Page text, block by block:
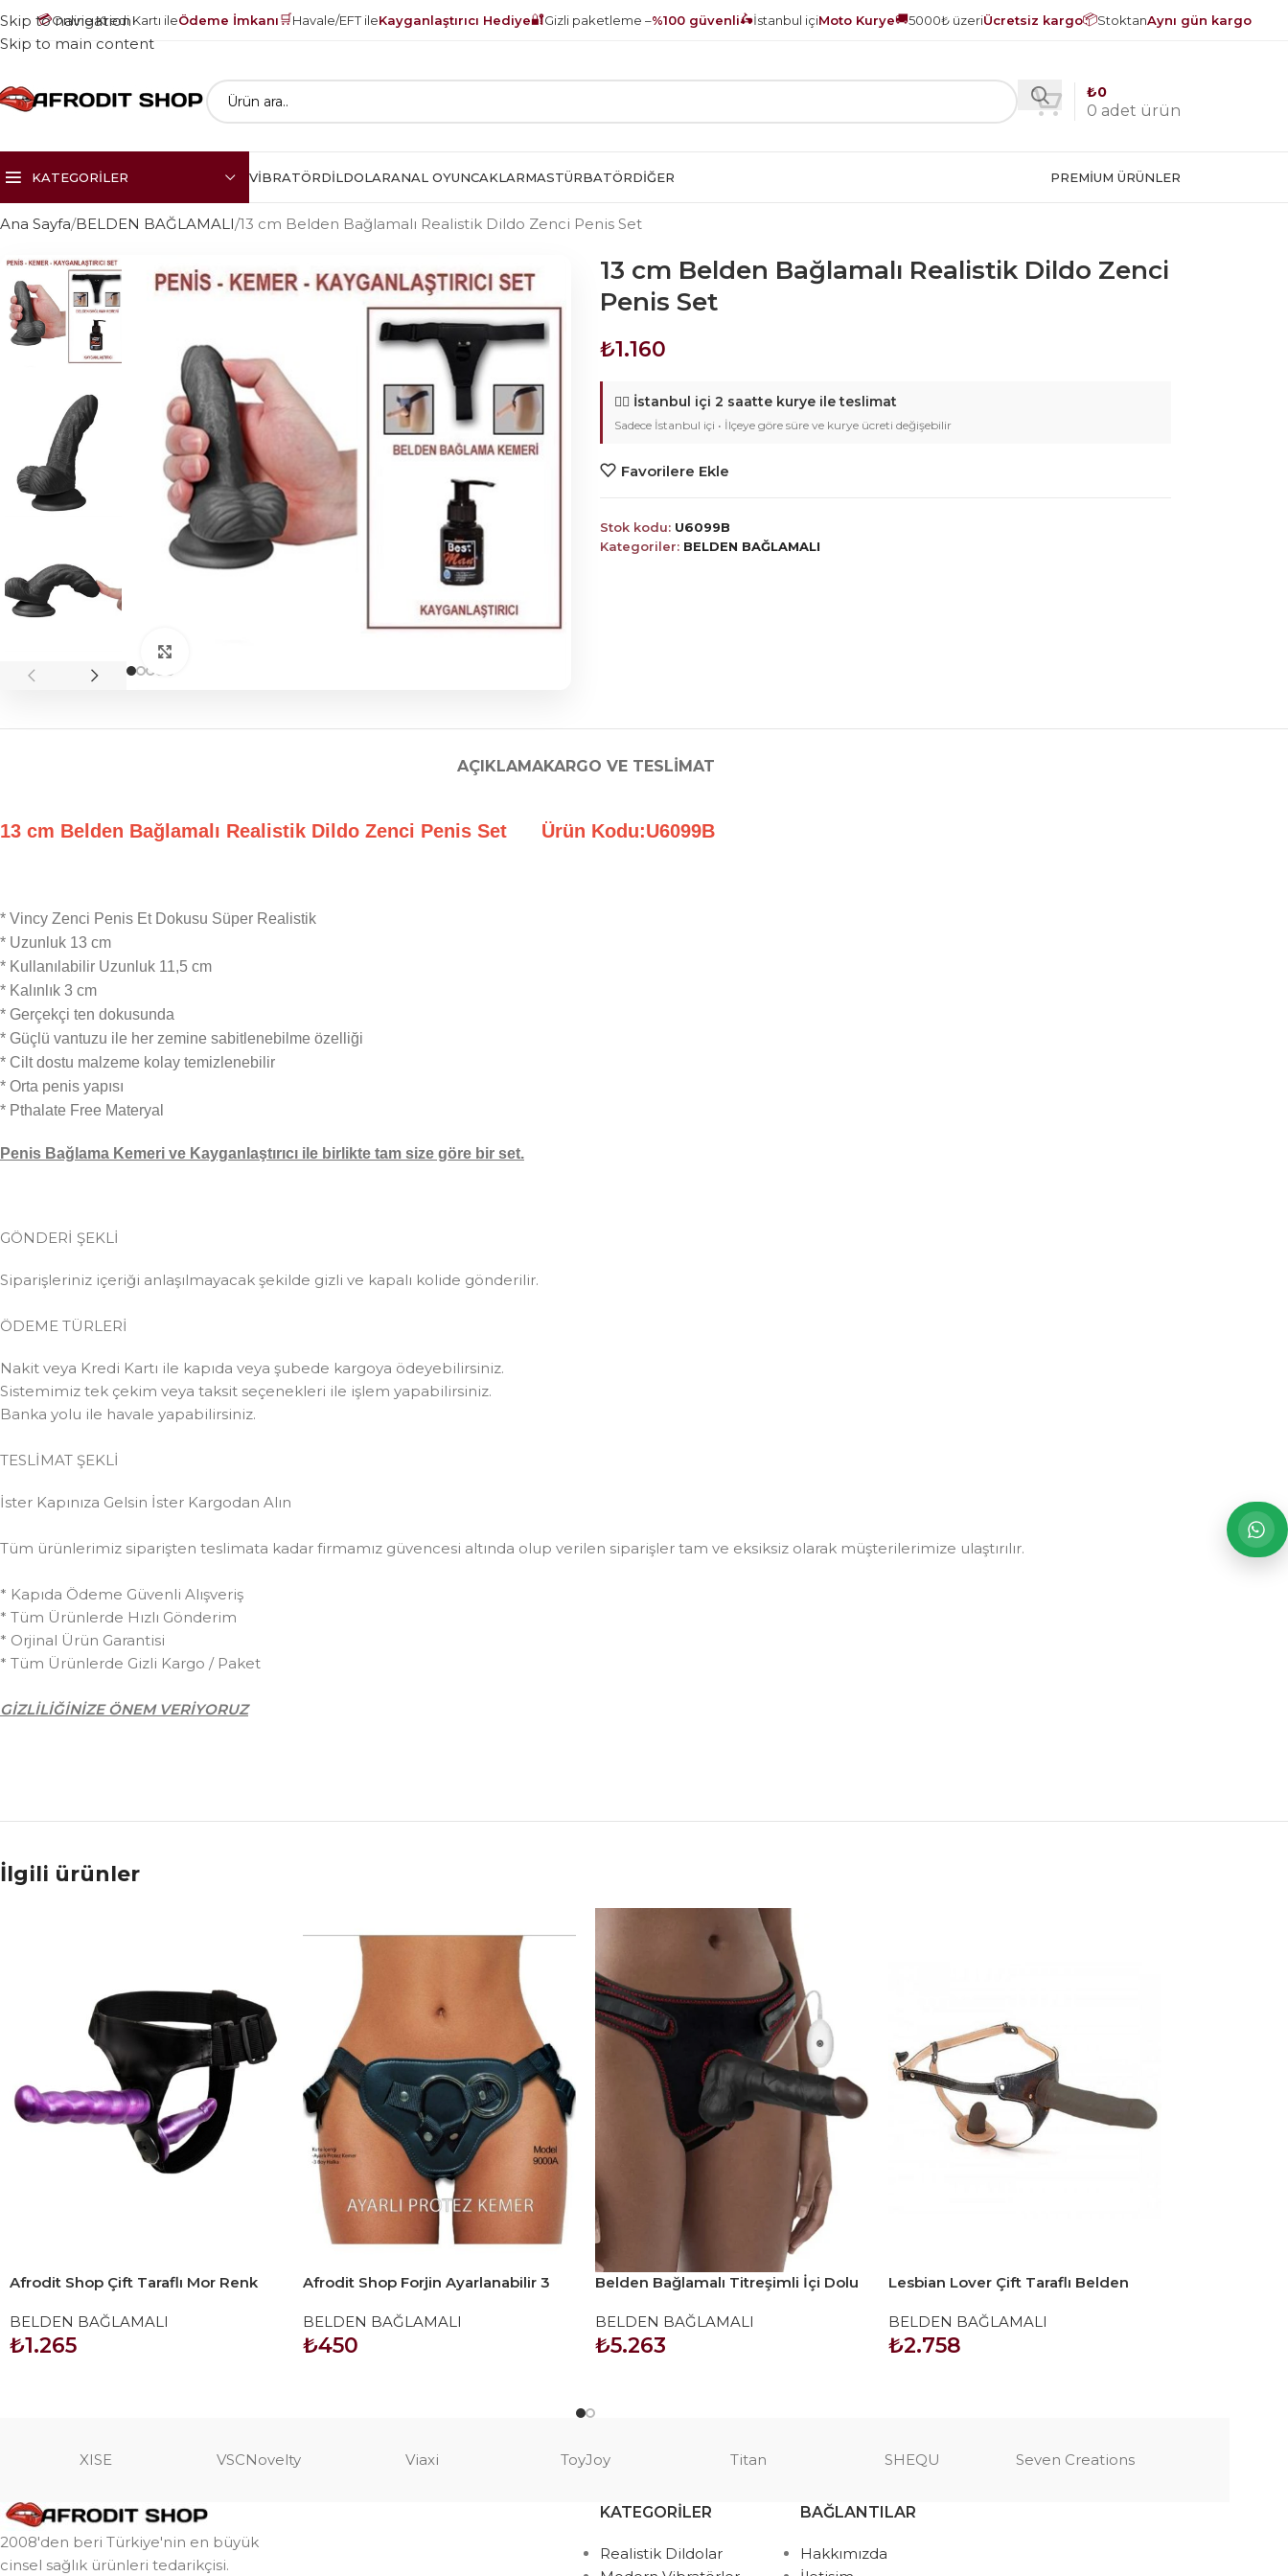
💳Online Kredi Kartı ileÖdeme İmkanı🛒Havale/EFT ileKayganlaştırıcı Hediye🔐Gizli paketleme –%100 güvenli🛵İstanbul içiMoto Kurye🚚5000₺ üzeriÜcretsiz kargo📦StoktanAynı gün kargo
Skip to navigation
Skip to main content
0 adet ürün
₺0
KATEGORILER VIBRATÖRDILDOLARANAL OYUNCAKLARMASTÜRBATÖRDIĞER PREMIUM ÜRÜNLER
Ana Sayfa BELDEN BAĞLAMALI 13 cm Belden Bağlamalı Realistik Dildo Zenci Penis Set
13 cm Belden Bağlamalı Realistik Dildo Zenci
Penis Set
₺1.160
🚴‍♂️ İstanbul içi 2 saatte kurye ile teslimat
Sadece İstanbul içi • İlçeye göre süre ve kurye ücreti değişebilir
Favorilere Ekle
Stok kodu: U6099B
Kategoriler: BELDEN BAĞLAMALI
AÇIKLAMAKARGO VE TESLIMAT
13 cm Belden Bağlamalı Realistik Dildo Zenci Penis Set Ürün Kodu:U6099B
* Vincy Zenci Penis Et Dokusu Süper Realistik
* Uzunluk 13 cm
* Kullanılabilir Uzunluk 11,5 cm
* Kalınlık 3 cm
* Gerçekçi ten dokusunda
* Güçlü vantuzu ile her zemine sabitlenebilme özelliği
* Cilt dostu malzeme kolay temizlenebilir
* Orta penis yapısı
* Pthalate Free Materyal
Penis Bağlama Kemeri ve Kayganlaştırıcı ile birlikte tam size göre bir set.
GÖNDERİ ŞEKLİ
Siparişleriniz içeriği anlaşılmayacak şekilde gizli ve kapalı kolide gönderilir.
ÖDEME TÜRLERİ
Nakit veya Kredi Kartı ile kapıda veya şubede kargoya ödeyebilirsiniz.
Sistemimiz tek çekim veya taksit seçenekleri ile işlem yapabilirsiniz.
Banka yolu ile havale yapabilirsiniz.
TESLİMAT ŞEKLİ
İster Kapınıza Gelsin İster Kargodan Alın
Tüm ürünlerimiz siparişten teslimata kadar firmamız güvencesi altında olup verilen siparişler tam ve eksiksiz olarak müşterilerimize ulaştırılır.
* Kapıda Ödeme Güvenli Alışveriş
* Tüm Ürünlerde Hızlı Gönderim
* Orjinal Ürün Garantisi
* Tüm Ürünlerde Gizli Kargo / Paket
GİZLİLİĞİNİZE ÖNEM VERİYORUZ
İlgili ürünler
Afrodit Shop Çift Taraflı Mor Renk
BELDEN BAĞLAMALI
₺1.265
Afrodit Shop Forjin Ayarlanabilir 3
Siyah
BELDEN BAĞLAMALI
₺450
Belden Bağlamalı Titreşimli İçi Dolu
BELDEN BAĞLAMALI
₺5.263
Lesbian Lover Çift Taraflı Belden
BELDEN BAĞLAMALI
₺2.758
XISE VSCNovelty Viaxi ToyJoy Titan SHEQU Seven Creations
2008'den beri Türkiye'nin en büyük
cinsel sağlık ürünleri tedarikçisi.
KATEGORILER
Realistik Dildolar
BAĞLANTILAR
Hakkımızda